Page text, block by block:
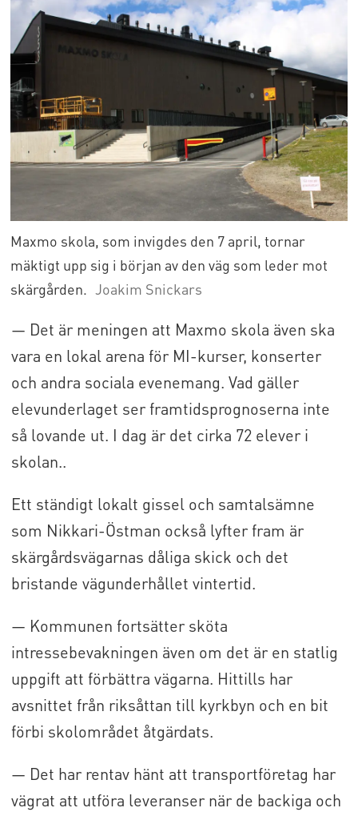
Maxmo skola, som invigdes den 7 april, tornar
mäktigt upp sig i början av den väg som leder mot
skärgården. Joakim Snickars
— Det är meningen att Maxmo skola även ska
vara en lokal arena för MI-kurser, konserter
och andra sociala evenemang. Vad gäller
elevunderlaget ser framtidsprognoserna inte
så lovande ut. I dag är det cirka 72 elever i
skolan..
Ett ständigt lokalt gissel och samtalsämne
som Nikkari-Östman också lyfter fram är
skärgårdsvägarnas dåliga skick och det
bristande vägunderhållet vintertid.
— Kommunen fortsätter sköta
intressebevakningen även om det är en statlig
uppgift att förbättra vägarna. Hittills har
avsnittet från riksåttan till kyrkbyn och en bit
förbi skolområdet åtgärdats.
— Det har rentav hänt att transportföretag har
vägrat att utföra leveranser när de backiga och